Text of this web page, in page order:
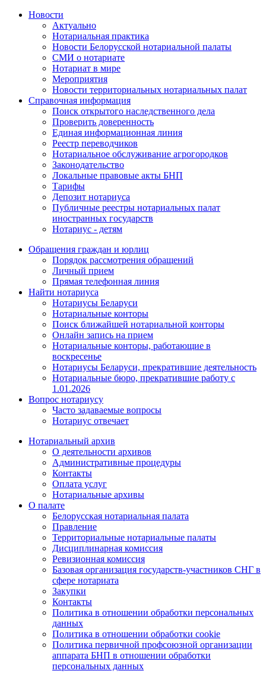
Новости
Актуально
Нотариальная практика
Новости Белорусской нотариальной палаты
СМИ о нотариате
Нотариат в мире
Мероприятия
Новости территориальных нотариальных палат
Справочная информация
Поиск открытого наследственного дела
Проверить доверенность
Единая информационная линия
Реестр переводчиков
Нотариальное обслуживание агрогородков
Законодательство
Локальные правовые акты БНП
Тарифы
Депозит нотариуса
Публичные реестры нотариальных палат
иностранных государств
Нотариус - детям
Обращения граждан и юрлиц
Порядок рассмотрения обращений
Личный прием
Прямая телефонная линия
Найти нотариуса
Нотариусы Беларуси
Нотариальные конторы
Поиск ближайшей нотариальной конторы
Онлайн запись на прием
Нотариальные конторы, работающие в
воскресенье
Нотариусы Беларуси, прекратившие деятельность
Нотариальные бюро, прекратившие работу с
1.01.2026
Вопрос нотариусу
Часто задаваемые вопросы
Нотариус отвечает
Нотариальный архив
О деятельности архивов
Административные процедуры
Контакты
Оплата услуг
Нотариальные архивы
О палате
Белорусская нотариальная палата
Правление
Территориальные нотариальные палаты
Дисциплинарная комиссия
Ревизионная комиссия
Базовая организация государств-участников СНГ в
сфере нотариата
Закупки
Контакты
Политика в отношении обработки персональных
данных
Политика в отношении обработки cookie
Политика первичной профсоюзной организации
аппарата БНП в отношении обработки
персональных данных